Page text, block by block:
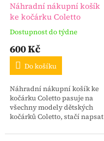
Náhradní nákupní košík
ke kočárku Coletto
Průměrné
hodnocení
produktu
3,0
5
hvězdiček.
Dostupnost do týdne
600 Kč
Do košíku
Náhradní nákupní košík ke
kočárku Coletto pasuje na
všechny modely dětských
kočárků Coletto, stačí napsat
jaký model nákupní košík